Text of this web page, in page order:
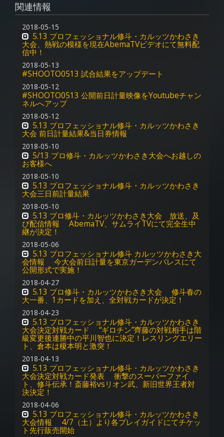
関連情報
2018-05-15
5.13 プロフェッショナル修斗・カルッツかわさき
大会、熱戦の模様を現在AbemaTVビデオにて無料配
信中！
2018-05-13
#SHOOTO0513 試合結果をアップデート
2018-05-12
#SHOOTO0513 公開前日計量映像をYoutubeチャン
ネルへアップ
2018-05-12
5.13 プロフェッショナル修斗・カルッツかわさき
大会 前日計量結果&当日券情報
2018-05-10
5/13 プロ修斗・カルッツかわさき大会へお越しの
お客様へ
2018-05-10
5.13 プロフェッショナル修斗・カルッツかわさき
大会三日前計量結果
2018-05-10
5.13 プロ修斗・カルッツかわさき大会 放送、及
び配信情報 AbemaTV、サムライTVにて完全生中
継が決定！
2018-05-06
5.13 プロフェッショナル修斗 カルッツかわさき大
会情報 今大会前日計量を東京ガーデンパレスにて
公開形式で実施！
2018-04-27
5.13 プロ修斗・カルッツかわさき大会 修斗春の
大一番、1カードを加え、全対戦カードが決定！
2018-04-23
5.13 プロフェッショナル修斗・カルッツかわさき
大会決定対戦カード “ギロチン”齊藤の対戦相手は階
級変更後連勝中の平川智也に決定！レスリングエリー
ト、倉本は榎本明と激突！
2018-04-13
5.13 プロフェッショナル修斗・カルッツかわさき
大会決定対戦カード発表 衝撃のスーパーファイ
ト、修斗伝承！斎藤裕vsリオン武、新旧世界王者対
決決定！
2018-04-06
5.13 プロフェッショナル修斗・カルッツかわさき
大会情報 4/7（土）より各プレイガイドにてチケッ
ト先行販売開始